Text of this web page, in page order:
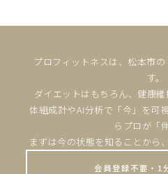
プロフィットネスは、松本市
す。
ダイエットはもちろん、健康維
体組成計やAI分析で「今」を可
らプロが「
まずは今の状態を知ることから
会員登録不要・1